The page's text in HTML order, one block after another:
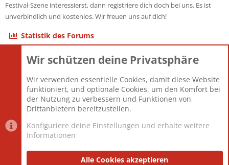
Festival-Szene interessierst, dann registriere dich doch bei uns. Es ist
unverbindlich und kostenlos. Wir freuen uns auf dich!
Statistik des Forums
Themen
Mitglieder
12.426
Neuestes Mitglied
nabulamisika
Datenschutzerklärung Impressum
Wir schützen deine Privatsphäre
Wir verwenden essentielle Cookies, damit diese Website
funktioniert, und optionale Cookies, um den Komfort bei
der Nutzung zu verbessern und Funktionen von
Drittanbietern bereitzustellen.
Konfiguriere deine Einstellungen und erhalte weitere
Informationen
Alle Cookies akzeptieren